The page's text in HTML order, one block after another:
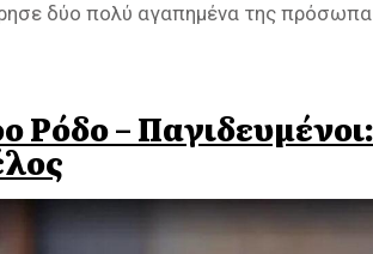
δύο πολύ αγαπημένα της πρόσωπα
Ρόδο – Παγιδευμένοι: